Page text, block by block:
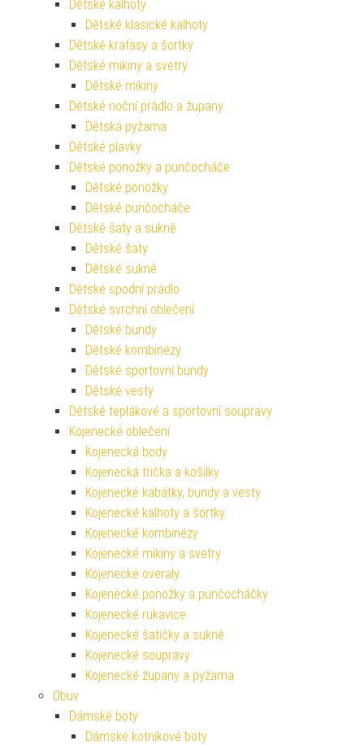
Dětské kalhoty
Dětské klasické kalhoty
Dětské kraťasy a šortky
Dětské mikiny a svetry
Dětské mikiny
Dětské noční prádlo a župany
Dětská pyžama
Dětské plavky
Dětské ponožky a punčocháče
Dětské ponožky
Dětské punčocháče
Dětské šaty a sukně
Dětské šaty
Dětské sukně
Dětské spodní prádlo
Dětské svrchní oblečení
Dětské bundy
Dětské kombinézy
Dětské sportovní bundy
Dětské vesty
Dětské teplákové a sportovní soupravy
Kojenecké oblečení
Kojenecká body
Kojenecká trička a košilky
Kojenecké kabátky, bundy a vesty
Kojenecké kalhoty a šortky
Kojenecké kombinézy
Kojenecké mikiny a svetry
Kojenecké overaly
Kojenecké ponožky a punčocháčky
Kojenecké rukavice
Kojenecké šatičky a sukně
Kojenecké soupravy
Kojenecké župany a pyžama
Obuv
Dámské boty
Dámské kotníkové boty